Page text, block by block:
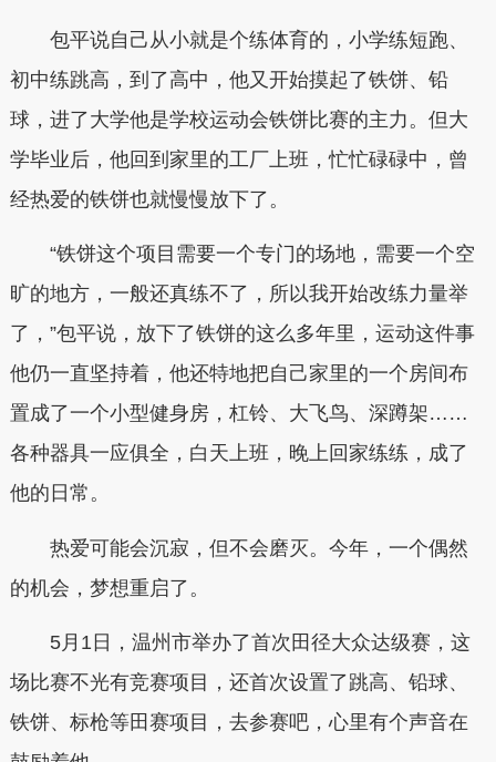
包平说自己从小就是个练体育的，小学练短跑、
初中练跳高，到了高中，他又开始摸起了铁饼、铅
球，进了大学他是学校运动会铁饼比赛的主力。但大
学毕业后，他回到家里的工厂上班，忙忙碌碌中，曾
经热爱的铁饼也就慢慢放下了。
“铁饼这个项目需要一个专门的场地，需要一个空
旷的地方，一般还真练不了，所以我开始改练力量举
了，”包平说，放下了铁饼的这么多年里，运动这件事
他仍一直坚持着，他还特地把自己家里的一个房间布
置成了一个小型健身房，杠铃、大飞鸟、深蹲架……
各种器具一应俱全，白天上班，晚上回家练练，成了
他的日常。
热爱可能会沉寂，但不会磨灭。今年，一个偶然
的机会，梦想重启了。
5月1日，温州市举办了首次田径大众达级赛，这
场比赛不光有竞赛项目，还首次设置了跳高、铅球、
铁饼、标枪等田赛项目，去参赛吧，心里有个声音在